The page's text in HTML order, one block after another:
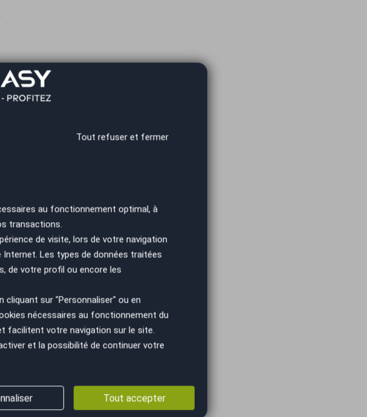
en
engager.
4 du
Tout refuser et fermer
au fonctionnement optimal, à
transactions.
de visite, lors de votre navigation
Les types de données traitées
de votre profil ou encore les
sur "Personnaliser" ou en
nécessaires au fonctionnement du
facilitent votre navigation sur le site.
et la possibilité de continuer votre
Tout accepter